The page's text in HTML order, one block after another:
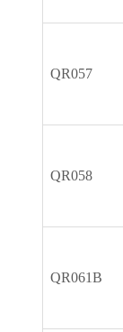
QR057
QR058
QR061B